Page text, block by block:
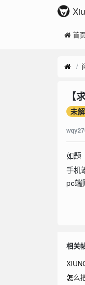
首
【
未
如题
手机
pc端
相关
怎么